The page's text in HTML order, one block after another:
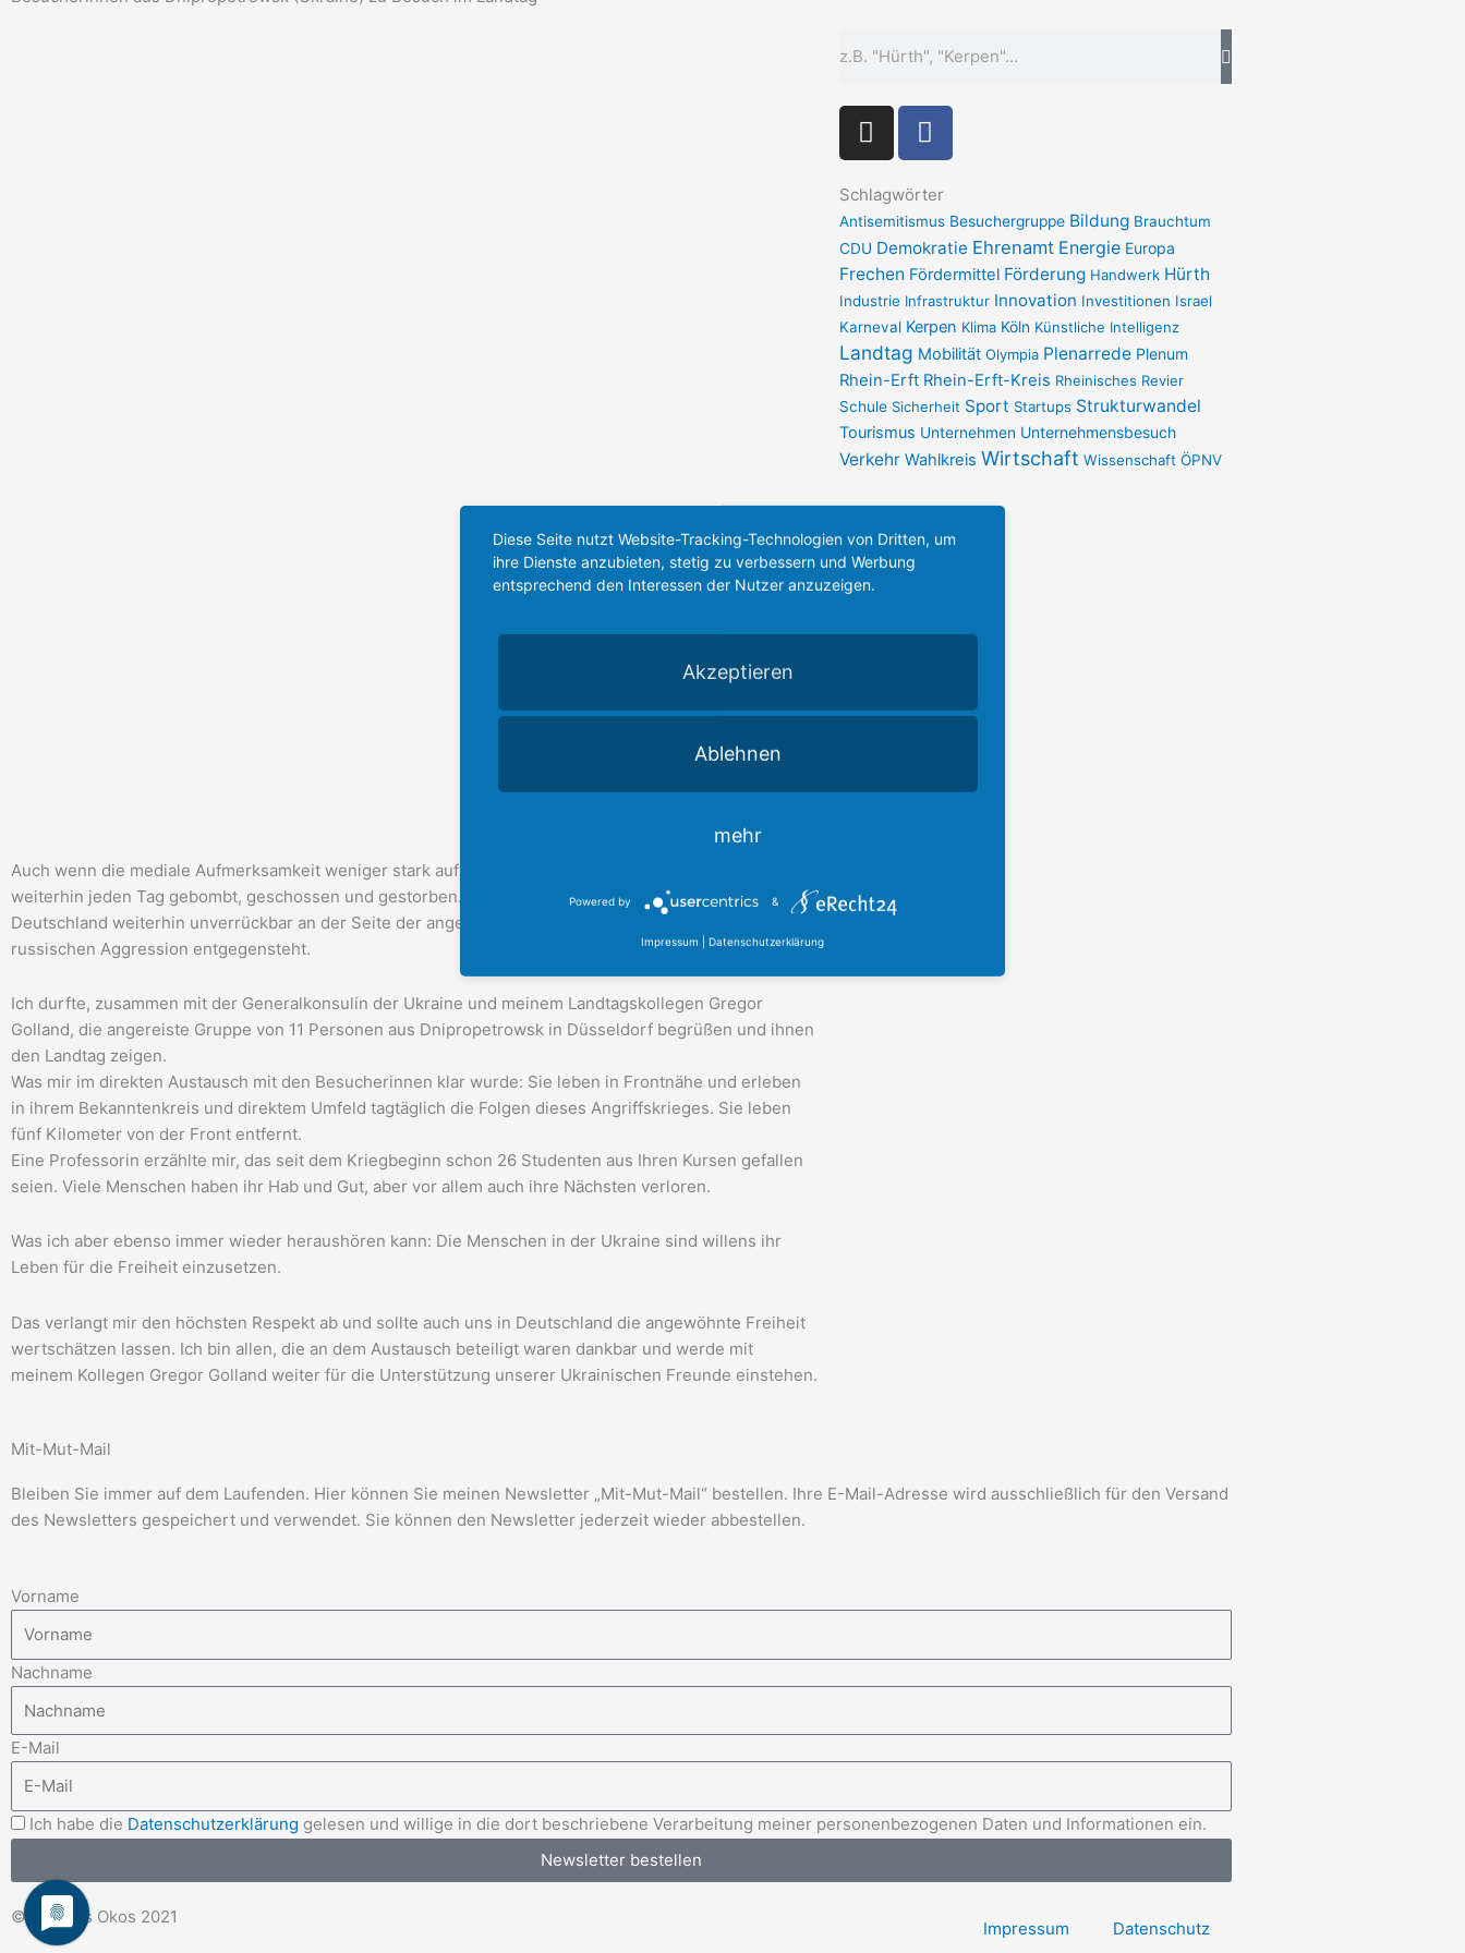
Auch wenn die mediale Aufmerksamkeit weniger stark auf den Krieg in der Ukraine blickt, wird dort
weiterhin jeden Tag gebombt, geschossen und gestorben. Aus meiner Sicht ist es wichtig, dass
Deutschland weiterhin unverrückbar an der Seite der angegriffen Ukraine in Europa steht und der
russischen Aggression entgegensteht.
Ich durfte, zusammen mit der Generalkonsulin der Ukraine und meinem Landtagskollegen Gregor
Golland, die angereiste Gruppe von 11 Personen aus Dnipropetrowsk in Düsseldorf begrüßen und ihnen
den Landtag zeigen.
Was mir im direkten Austausch mit den Besucherinnen klar wurde: Sie leben in Frontnähe und erleben
in ihrem Bekanntenkreis und direktem Umfeld tagtäglich die Folgen dieses Angriffskrieges. Sie leben
fünf Kilometer von der Front entfernt.
Eine Professorin erzählte mir, das seit dem Kriegbeginn schon 26 Studenten aus Ihren Kursen gefallen
seien. Viele Menschen haben ihr Hab und Gut, aber vor allem auch ihre Nächsten verloren.
Was ich aber ebenso immer wieder heraushören kann: Die Menschen in der Ukraine sind willens ihr
Leben für die Freiheit einzusetzen.
Das verlangt mir den höchsten Respekt ab und sollte auch uns in Deutschland die angewöhnte Freiheit
wertschätzen lassen. Ich bin allen, die an dem Austausch beteiligt waren dankbar und werde mit
meinem Kollegen Gregor Golland weiter für die Unterstützung unserer Ukrainischen Freunde einstehen.
I
n
t
a
g
r
a
m
F
a
e
b
o
o
k
-
f
Schlagwörter
Antisemitismus Besuchergruppe Bildung Brauchtum
CDU Demokratie Ehrenamt Energie Europa
Frechen Fördermittel Förderung Handwerk Hürth
Industrie Infrastruktur Innovation Investitionen Israel
Karneval Kerpen Klima Köln Künstliche Intelligenz
Landtag Mobilität Olympia Plenarrede Plenum
Rhein-Erft Rhein-Erft-Kreis Rheinisches Revier
Schule Sicherheit Sport Startups Strukturwandel
Tourismus Unternehmen Unternehmensbesuch
Verkehr Wahlkreis Wirtschaft Wissenschaft ÖPNV
Mit-Mut-Mail
Bleiben Sie immer auf dem Laufenden. Hier können Sie meinen Newsletter „Mit-Mut-Mail“ bestellen. Ihre E-Mail-Adresse wird ausschließlich für den Versand
des Newsletters gespeichert und verwendet. Sie können den Newsletter jederzeit wieder abbestellen.
Vorname
Nachname
E-Mail
Ich habe die Datenschutzerklärung gelesen und willige in die dort beschriebene Verarbeitung meiner personenbezogenen Daten und Informationen ein.
Newsletter bestellen
© Thomas Okos 2021
Impressum Datenschutz
Diese Seite nutzt Website-Tracking-Technologien von Dritten, um
ihre Dienste anzubieten, stetig zu verbessern und Werbung
entsprechend den Interessen der Nutzer anzuzeigen.
Akzeptieren
Ablehnen
mehr
Powered by &
Impressum Datenschutzerklärung